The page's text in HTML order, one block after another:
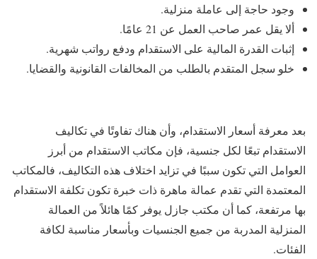
وجود حاجة إلى عاملة منزلية.
ألا يقل عمر صاحب العمل عن 21 عامًا.
إثبات القدرة المالية على الاستقدام ودفع رواتب شهرية.
خلو سجل المتقدم بالطلب من المخالفات القانونية والقضايا.
بعد معرفة أسعار الاستقدام، وأن هناك تفاوتًا في تكاليف
الاستقدام تبعًا لكل جنسية، فإن مكاتب الاستقدام من أبرز
العوامل التي تكون سببًا في تزايد اختلاف هذه التكاليف، فالمكاتب
المعتمدة التي تقدم عمالة ماهرة ذات خبرة تكون تكلفة الاستقدام
بها مرتفعة، كما أن مكتب جازل يوفر كمًا هائلاً من العمالة
المنزلية المدربة من جميع الجنسيات وبأسعار مناسبة لكافة
الفئات.